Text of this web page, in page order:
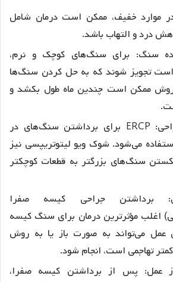
موارد خفیف، ممکن است درمان شامل
درد و التهاب باشد.
سنگ: برای سنگ‌های کوچک و نرم،
است تجویز شوند که به حل کردن سنگ‌ها
ممکن است چندین ماه طول بکشد و
روش‌های غیرجراحی: ERCP برای برداشتن سنگ‌های در
می‌شود. شوک ویو لیتوتریپسی نیز
سنگ‌های بزرگتر به قطعات کوچکتر
برداشتن جراحی کیسه صفرا
اغلب مؤثرترین درمان برای سنگ کیسه
می‌تواند به صورت باز یا به روش
تهاجمی است، انجام شود.
عمل: پس از برداشتن کیسه صفرا،